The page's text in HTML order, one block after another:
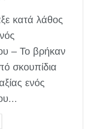
κατά λάθος
– Το βρήκαν
σκουπίδια
ενός